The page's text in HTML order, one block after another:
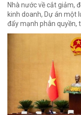
Nhà nước về cắt giảm,
kinh doanh, Dự án một
đẩy mạnh phân quyền,